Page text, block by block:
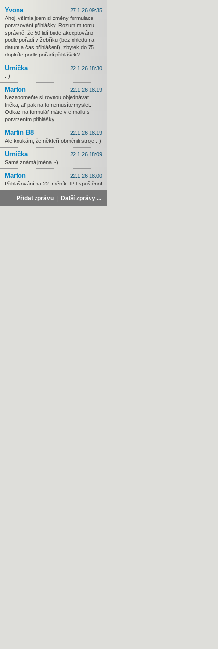
Yvona
27.1.26 09:35
Ahoj, všimla jsem si změny formulace
potvrzování přihlášky. Rozumím tomu
správně, že 50 lidí bude akceptováno
podle pořadí v žebříku (bez ohledu na
datum a čas přihlášení), zbytek do 75
doplníte podle pořadí přihlášek?
Urnička
22.1.26 18:30
:-)
Marton
22.1.26 18:19
Nezapomeňte si rovnou objednávat
trička, ať pak na to nemusíte myslet.
Odkaz na formulář máte v e-mailu s
potvrzením přihlášky..
Martin B8
22.1.26 18:19
Ale koukám, že někteří obměnili stroje :-)
Urnička
22.1.26 18:09
Samá známá jména :-)
Marton
22.1.26 18:00
Přihlašování na 22. ročník JPJ spuštěno!
Přidat zprávu Další zprávy ...